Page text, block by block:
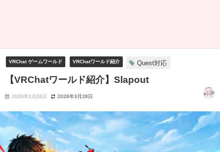
VRChat ゲームワールド VRChatワールド紹介 Quest対応
【VRChatワールド紹介】Slapout
2026年3月28日 2026年3月28日